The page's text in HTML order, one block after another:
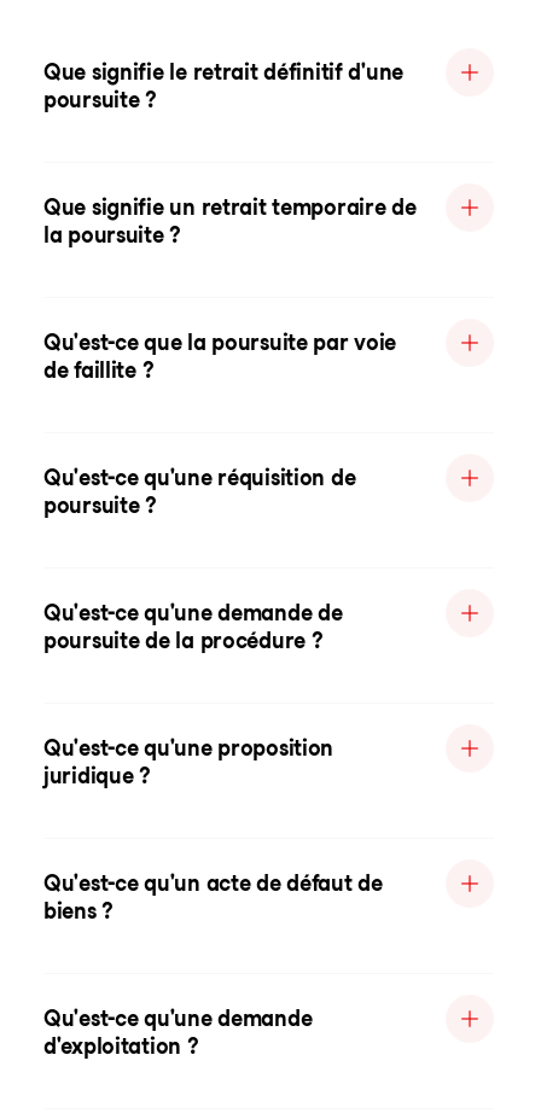
Que signifie le retrait définitif d'une
poursuite ?
Que signifie un retrait temporaire de
la poursuite ?
Qu'est-ce que la poursuite par voie
de faillite ?
Qu'est-ce qu'une réquisition de
poursuite ?
Qu'est-ce qu'une demande de
poursuite de la procédure ?
Qu'est-ce qu'une proposition
juridique ?
Qu'est-ce qu'un acte de défaut de
biens ?
Qu'est-ce qu'une demande
d'exploitation ?